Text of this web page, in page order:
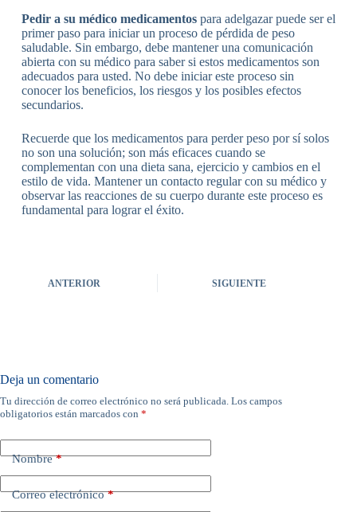
Pedir a su médico medicamentospara adelgazar puede ser el
primer paso para iniciar un proceso de pérdida de peso
saludable. Sin embargo, debe mantener una comunicación
abierta con su médico para saber si estos medicamentos son
adecuados para usted. No debe iniciar este proceso sin
conocer los beneficios, los riesgos y los posibles efectos
secundarios.
Recuerde que los medicamentos para perder peso por sí solos
no son una solución; son más eficaces cuando se
complementan con una dieta sana, ejercicio y cambios en el
estilo de vida. Mantener un contacto regular con su médico y
observar las reacciones de su cuerpo durante este proceso es
fundamental para lograr el éxito.
ANTERIOR SIGUIENTE
Deja un comentario
Tu dirección de correo electrónico no será publicada. Los campos
obligatorios están marcados con *
Nombre*
Correo electrónico*